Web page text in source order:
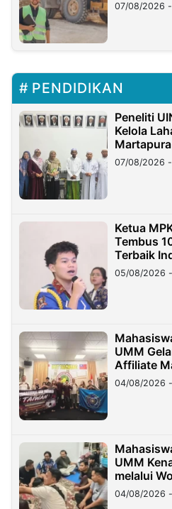
07/08/2026
PENDIDIKAN
Peneliti
Kelola
Martapura
07/08/2026
Ketua
Tembus
Terbaik
05/08/2026
UMM
Affiliate
Migran
04/08/2026
UMM
melalui
di Taiwan
04/08/2026